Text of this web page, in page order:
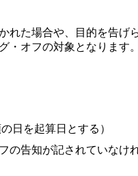
れた場合や、目的を告げ
・オフの対象となります。
日を起算日とする）
告知が記されていなけ